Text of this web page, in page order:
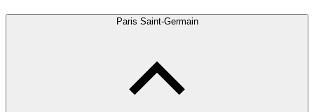
Paris Saint-Germain